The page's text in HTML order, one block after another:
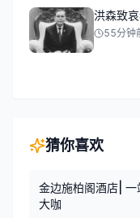
洪森致
55分钟
猜你喜欢
金边施柏阁酒店|
大咖